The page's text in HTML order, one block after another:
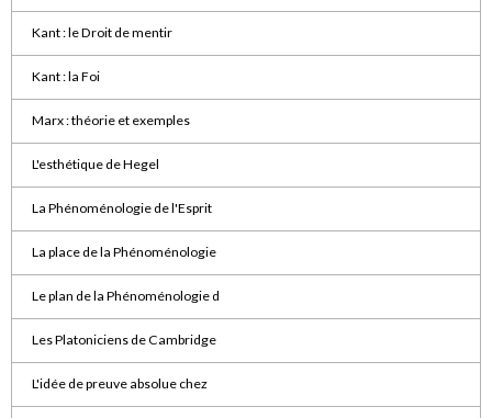
Kant : le Droit de mentir
Kant : la Foi
Marx : théorie et exemples
L'esthétique de Hegel
La Phénoménologie de l'Esprit
La place de la Phénoménologie
Le plan de la Phénoménologie d
Les Platoniciens de Cambridge
L'idée de preuve absolue chez